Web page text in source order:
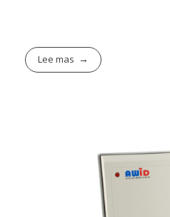
Lee mas